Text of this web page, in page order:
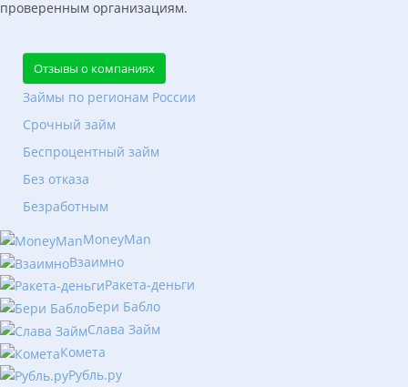
проверенным организациям.
Отзывы о компаниях
Займы по регионам России
Срочный займ
Беспроцентный займ
Без отказа
Безработным
MoneyMan
Взаимно
Ракета-деньги
Бери Бабло
Слава Займ
Комета
Рубль.ру